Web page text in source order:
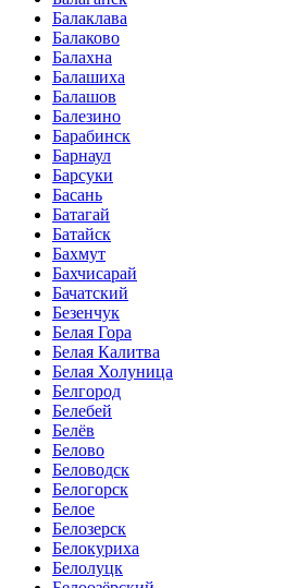
Балаклава
Балаково
Балахна
Балашиха
Балашов
Балезино
Барабинск
Барнаул
Барсуки
Басань
Батагай
Батайск
Бахмут
Бахчисарай
Бачатский
Безенчук
Белая Гора
Белая Калитва
Белая Холуница
Белгород
Белебей
Белёв
Белово
Беловодск
Белогорск
Белое
Белозерск
Белокуриха
Белолуцк